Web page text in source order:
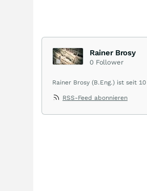
Rainer Brosy
0 Follower
Rainer Brosy (B.Eng.) ist seit
RSS-Feed abonnieren